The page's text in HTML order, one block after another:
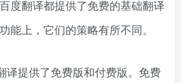
度翻译都提供了免费的基础翻译
能上，它们的策略有所不同。
译提供了免费版和付费版。免费